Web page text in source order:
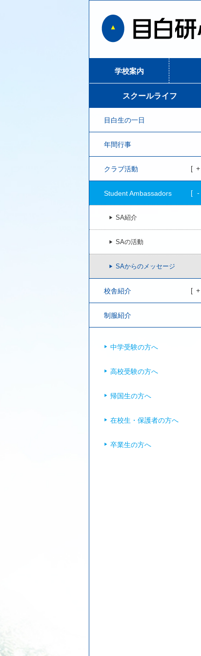
学校案内
スクールライフ
目白生の一日
年間行事
クラブ活動
Student Ambassadors
SA紹介
SAの活動
SAからのメッセージ
校舎紹介
制服紹介
中学受験の方へ
高校受験の方へ
帰国生の方へ
在校生・保護者の方へ
卒業生の方へ